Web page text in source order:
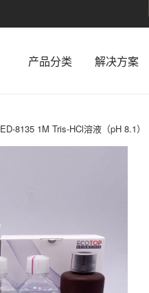
产品分类 解决方案
ED-8135 1M Tris-HCl溶液（pH 8.1）